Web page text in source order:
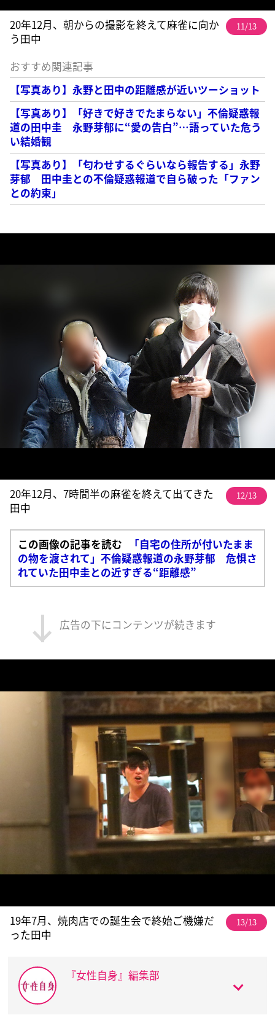
20年12月、朝からの撮影を終えて麻雀に向か
う田中
11/13
おすすめ関連記事
【写真あり】永野と田中の距離感が近いツーショット
【写真あり】「好きで好きでたまらない」不倫疑惑報
道の田中圭 永野芽郁に“愛の告白”…語っていた危う
い結婚観
【写真あり】「匂わせするぐらいなら報告する」永野
芽郁 田中圭との不倫疑惑報道で自ら破った「ファン
との約束」
20年12月、7時間半の麻雀を終えて出てきた
田中
12/13
この画像の記事を読む
「自宅の住所が付いたまま
の物を渡されて」不倫疑惑報道の永野芽郁 危惧さ
れていた田中圭との近すぎる“距離感”
広告の下にコンテンツが続きます
19年7月、焼肉店での誕生会で終始ご機嫌だ
った田中
13/13
『女性自身』編集部